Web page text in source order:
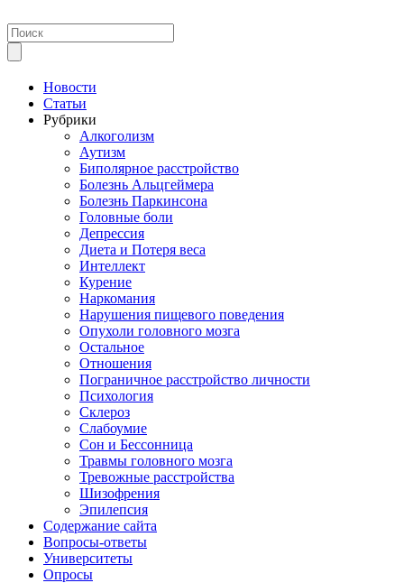
Новости
Статьи
Рубрики
Алкоголизм
Аутизм
Биполярное расстройство
Болезнь Альцгеймера
Болезнь Паркинсона
Головные боли
Депрессия
Диета и Потеря веса
Интеллект
Курение
Наркомания
Нарушения пищевого поведения
Опухоли головного мозга
Остальное
Отношения
Пограничное расстройство личности
Психология
Склероз
Слабоумие
Сон и Бессонница
Травмы головного мозга
Тревожные расстройства
Шизофрения
Эпилепсия
Содержание сайта
Вопросы-ответы
Университеты
Опросы